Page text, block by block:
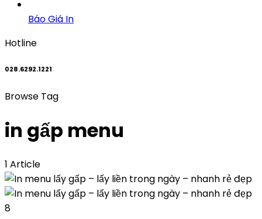
Báo Giá In
Hotline
028.6292.1221
Browse Tag
in gấp menu
1 Article
8